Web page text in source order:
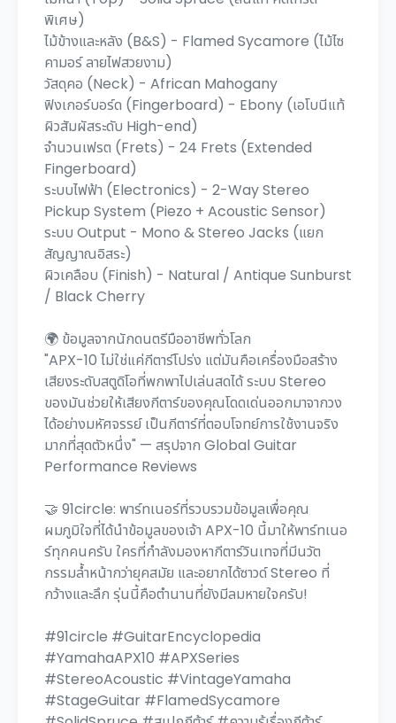
พิเศษ)
ไม้ข้างและหลัง (B&S) - Flamed Sycamore (ไม้ไซ
คามอร์ ลายไฟสวยงาม)
วัสดุคอ (Neck) - African Mahogany
ฟิงเกอร์บอร์ด (Fingerboard) - Ebony (เอโบนีแท้
ผิวสัมผัสระดับ High-end)
จำนวนเฟรต (Frets) - 24 Frets (Extended
Fingerboard)
ระบบไฟฟ้า (Electronics) - 2-Way Stereo
Pickup System (Piezo + Acoustic Sensor)
ระบบ Output - Mono & Stereo Jacks (แยก
สัญญาณอิสระ)
ผิวเคลือบ (Finish) - Natural / Antique Sunburst
/ Black Cherry
🌍 ข้อมูลจากนักดนตรีมืออาชีพทั่วโลก
"APX-10 ไม่ใช่แค่กีตาร์โปร่ง แต่มันคือเครื่องมือสร้าง
เสียงระดับสตูดิโอที่พกพาไปเล่นสดได้ ระบบ Stereo
ของมันช่วยให้เสียงกีตาร์ของคุณโดดเด่นออกมาจากวง
ได้อย่างมหัศจรรย์ เป็นกีตาร์ที่ตอบโจทย์การใช้งานจริง
มากที่สุดตัวหนึ่ง" — สรุปจาก Global Guitar
Performance Reviews
🤝 91circle: พาร์ทเนอร์ที่รวบรวมข้อมูลเพื่อคุณ
ผมภูมิใจที่ได้นำข้อมูลของเจ้า APX-10 นี้มาให้พาร์ทเนอ
ร์ทุกคนครับ ใครที่กำลังมองหากีตาร์วินเทจที่มีนวัต
กรรมล้ำหน้ากว่ายุคสมัย และอยากได้ซาวด์ Stereo ที่
กว้างและลึก รุ่นนี้คือตำนานที่ยังมีลมหายใจครับ!
#91circle #GuitarEncyclopedia
#YamahaAPX10 #APXSeries
#StereoAcoustic #VintageYamaha
#StageGuitar #FlamedSycamore